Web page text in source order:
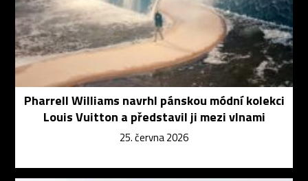
Pharrell Williams navrhl pánskou módní kolekci
Louis Vuitton a představil ji mezi vlnami
25. června 2026